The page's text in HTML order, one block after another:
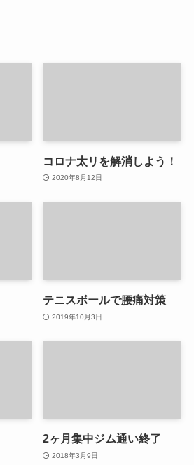
コロナ太リを解消しよう！
2020年8月12日
テニスボールで腰痛対策
2019年10月3日
2ヶ月集中ジム通い終了
2018年3月9日